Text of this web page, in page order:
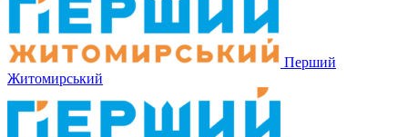
Перший
Житомирський